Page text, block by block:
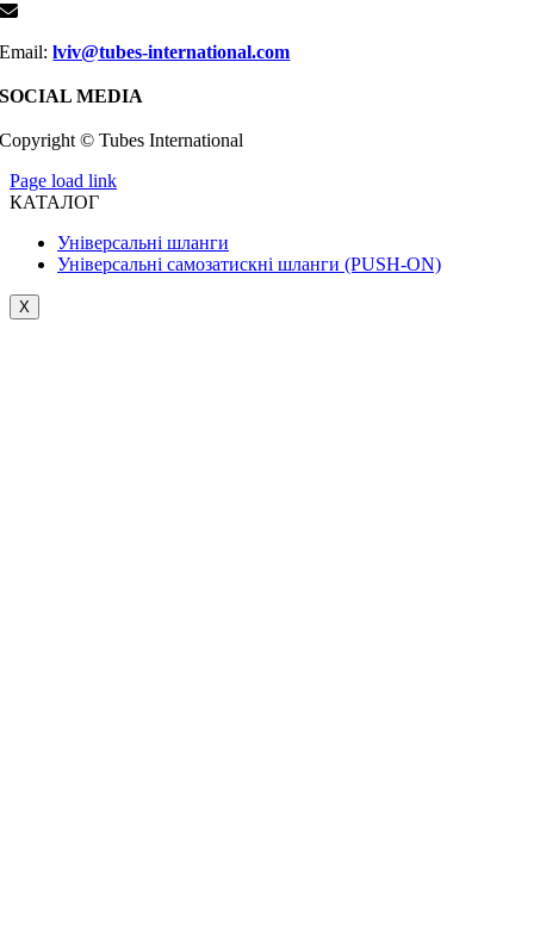
Email:lviv@tubes-international.com
SOCIAL MEDIA
Copyright © Tubes International
Page load link
КАТАЛОГ
Універсальні шланги
Універсальні самозатискні шланги (PUSH-ON)
X